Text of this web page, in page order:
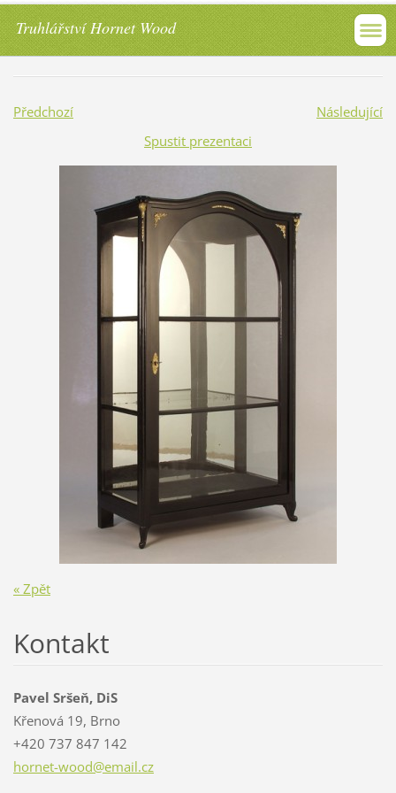
Truhlářství Hornet Wood
Předchozí
Následující
Spustit prezentaci
« Zpět
Kontakt
Pavel Sršeň, DiS
Křenová 19, Brno
+420 737 847 142
hornet-wood@email.cz